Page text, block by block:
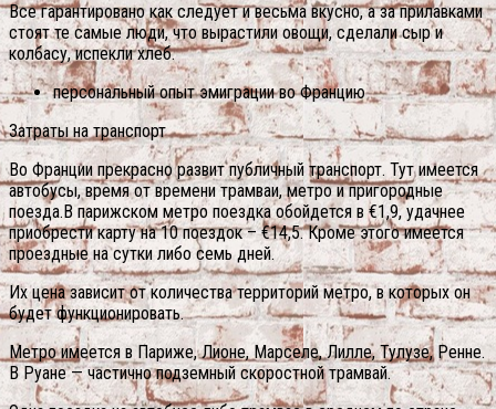
Все гарантировано как следует и весьма вкусно, а за прилавками
стоят те самые люди, что вырастили овощи, сделали сыр и
колбасу, испекли хлеб.
персональный опыт эмиграции во Францию
Затраты на транспорт
Во Франции прекрасно развит публичный транспорт. Тут имеется
автобусы, время от времени трамваи, метро и пригородные
поезда.В парижском метро поездка обойдется в €1,9, удачнее
приобрести карту на 10 поездок – €14,5. Кроме этого имеется
проездные на сутки либо семь дней.
Их цена зависит от количества территорий метро, в которых он
будет функционировать.
Метро имеется в Париже, Лионе, Марселе, Лилле, Тулузе, Ренне.
В Руане — частично подземный скоростной трамвай.